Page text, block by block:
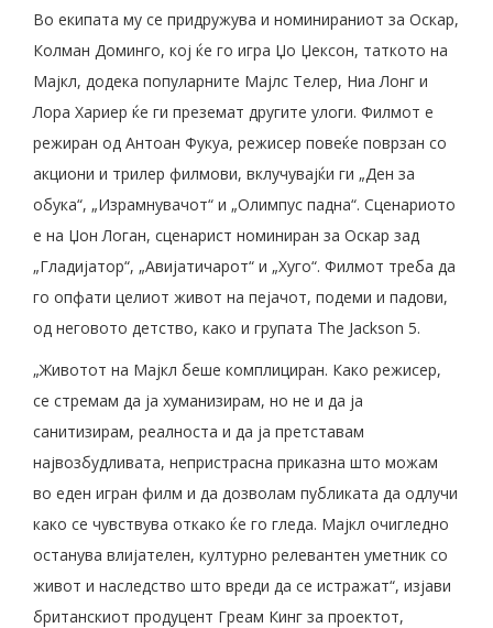
Во екипата му се придружува и номинираниот за Оскар,
Колман Доминго, кој ќе го игра Џо Џексон, таткото на
Мајкл, додека популарните Мајлс Телер, Ниа Лонг и
Лора Хариер ќе ги преземат другите улоги. Филмот е
режиран од Антоан Фукуа, режисер повеќе поврзан со
акциони и трилер филмови, вклучувајќи ги „Ден за
обука“, „Израмнувачот“ и „Олимпус падна“. Сценариото
е на Џон Логан, сценарист номиниран за Оскар зад
„Гладијатор“, „Авијатичарот“ и „Хуго“. Филмот треба да
го опфати целиот живот на пејачот, подеми и падови,
од неговото детство, како и групата The Jackson 5.
„Животот на Мајкл беше комплициран. Како режисер,
се стремам да ја хуманизирам, но не и да ја
санитизирам, реалноста и да ја претставам
највозбудливата, непристрасна приказна што можам
во еден игран филм и да дозволам публиката да одлучи
како се чувствува откако ќе го гледа. Мајкл очигледно
останува влијателен, културно релевантен уметник со
живот и наследство што вреди да се истражат“, изјави
британскиот продуцент Греам Кинг за проектот,